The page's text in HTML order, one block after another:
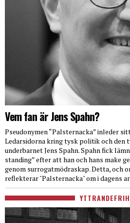
Vem fan är Jens Spahn?
Pseudonymen “Palsternacka” inleder
Ledarsidorna kring tysk politik och den
underbarnet Jens Spahn. Spahn fick
standing” efter att han och hans make
genom surrogatmödraskap. Detta, och
reflekterar "Palsternacka" om i dagens